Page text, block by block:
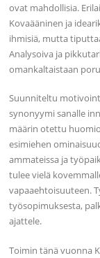
ovat mahdollisia.
Kovaääninen ja
ihmisiä, mutta
Analysoiva ja
omankaltaistaan
Suunniteltu
synonyymi sanalle
määrin otettu
esimiehen
ammateissa ja
tulee vielä
vapaaehtoisuuteen.
työsopimuksesta,
ajattele.
Toimin tänä vuonna